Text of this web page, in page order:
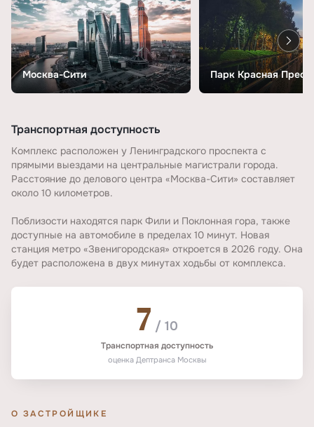
Москва-Сити Парк Красная
Транспортная доступность
Комплекс расположен у Ленинградского проспекта с
прямыми выездами на центральные магистрали города.
Расстояние до делового центра «Москва-Сити» составляет
около 10 километров.
Поблизости находятся парк Фили и Поклонная гора, также
доступные на автомобиле в пределах 10 минут. Новая
станция метро «Звенигородская» откроется в 2026 году. Она
будет расположена в двух минутах ходьбы от комплекса.
7 / 10
Транспортная доступность
оценка Дептранса Москвы
О ЗАСТРОЙЩИКЕ